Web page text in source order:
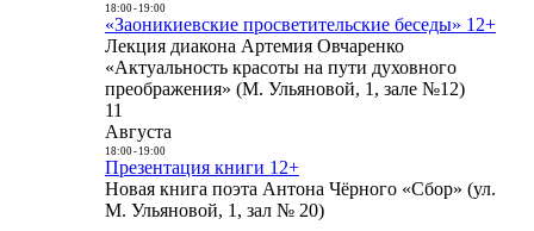
18:00- 19:00
«Заоникиевские просветительские беседы» 12+
Лекция диакона Артемия Овчаренко
«Актуальность красоты на пути духовного
преображения» (М. Ульяновой, 1, зале №12)
11
Августа
18:00- 19:00
Презентация книги 12+
Новая книга поэта Антона Чёрного «Сбор» (ул.
М. Ульяновой, 1, зал № 20)